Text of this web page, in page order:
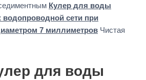
Кулер для воды
водопроводной сети при
7 миллиметров Чистая
для воды